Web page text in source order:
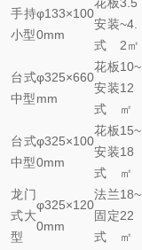
手持
小型
φ133×100
0mm
安装
式
~4.
2㎡
台式
中型
φ325×660
mm
花板
安装
式
10~
12
㎡
台式
中型
φ325×100
0mm
花板
安装
式
15~
18
㎡
龙门
式大
型
φ325×120
0mm
法兰
固定
式
18~
22
㎡